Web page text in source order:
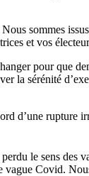
sommes
et vos
pour que
la sérénité
d’une rupture
le sens des
Covid.